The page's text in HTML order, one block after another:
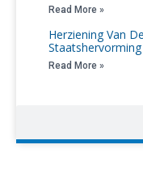
Read More »
Herziening Van
Staatshervorming
Read More »